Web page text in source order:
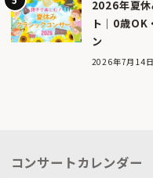
2026年夏
ト｜0歳OK
ン
2026年7月14日
コンサートカレンダー